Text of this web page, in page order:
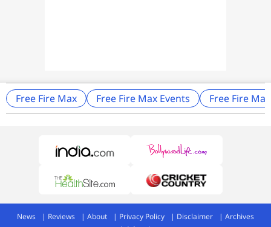
Free Fire Max Free Fire Max Events Free Fire
News Reviews About Privacy Policy Disclaimer
Archives